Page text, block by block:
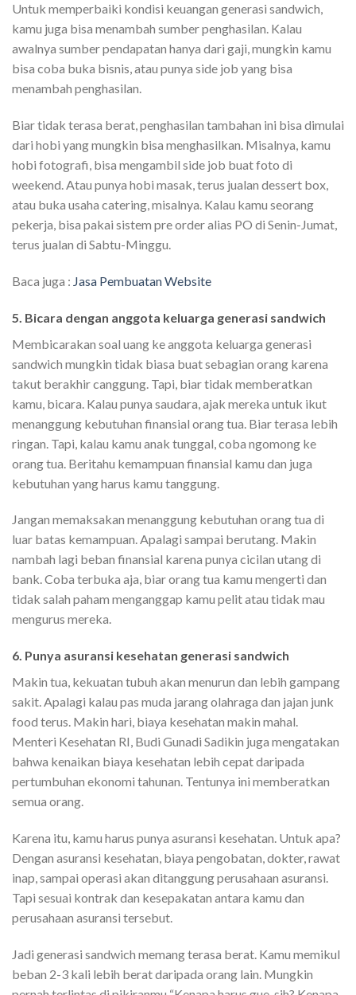
Untuk memperbaiki kondisi keuangan generasi sandwich,
kamu juga bisa menambah sumber penghasilan. Kalau
awalnya sumber pendapatan hanya dari gaji, mungkin kamu
bisa coba buka bisnis, atau punya side job yang bisa
menambah penghasilan.
Biar tidak terasa berat, penghasilan tambahan ini bisa dimulai
dari hobi yang mungkin bisa menghasilkan. Misalnya, kamu
hobi fotografi, bisa mengambil side job buat foto di
weekend. Atau punya hobi masak, terus jualan dessert box,
atau buka usaha catering, misalnya. Kalau kamu seorang
pekerja, bisa pakai sistem pre order alias PO di Senin-Jumat,
terus jualan di Sabtu-Minggu.
Baca juga : Jasa Pembuatan Website
5. Bicara dengan anggota keluarga generasi sandwich
Membicarakan soal uang ke anggota keluarga generasi
sandwich mungkin tidak biasa buat sebagian orang karena
takut berakhir canggung. Tapi, biar tidak memberatkan
kamu, bicara. Kalau punya saudara, ajak mereka untuk ikut
menanggung kebutuhan finansial orang tua. Biar terasa lebih
ringan. Tapi, kalau kamu anak tunggal, coba ngomong ke
orang tua. Beritahu kemampuan finansial kamu dan juga
kebutuhan yang harus kamu tanggung.
Jangan memaksakan menanggung kebutuhan orang tua di
luar batas kemampuan. Apalagi sampai berutang. Makin
nambah lagi beban finansial karena punya cicilan utang di
bank. Coba terbuka aja, biar orang tua kamu mengerti dan
tidak salah paham menganggap kamu pelit atau tidak mau
mengurus mereka.
6. Punya asuransi kesehatan generasi sandwich
Makin tua, kekuatan tubuh akan menurun dan lebih gampang
sakit. Apalagi kalau pas muda jarang olahraga dan jajan junk
food terus. Makin hari, biaya kesehatan makin mahal.
Menteri Kesehatan RI, Budi Gunadi Sadikin juga mengatakan
bahwa kenaikan biaya kesehatan lebih cepat daripada
pertumbuhan ekonomi tahunan. Tentunya ini memberatkan
semua orang.
Karena itu, kamu harus punya asuransi kesehatan. Untuk apa?
Dengan asuransi kesehatan, biaya pengobatan, dokter, rawat
inap, sampai operasi akan ditanggung perusahaan asuransi.
Tapi sesuai kontrak dan kesepakatan antara kamu dan
perusahaan asuransi tersebut.
Jadi generasi sandwich memang terasa berat. Kamu memikul
beban 2-3 kali lebih berat daripada orang lain. Mungkin